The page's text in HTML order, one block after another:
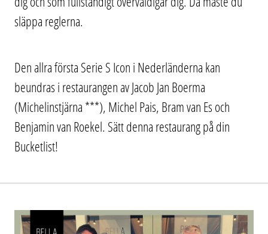
släppa reglerna.
Den allra första Serie S Icon i Nederländerna kan
beundras i restaurangen av Jacob Jan Boerma
(Michelinstjärna ***), Michel Pais, Bram van Es och
Benjamin van Roekel. Sätt denna restaurang på din
Bucketlist!